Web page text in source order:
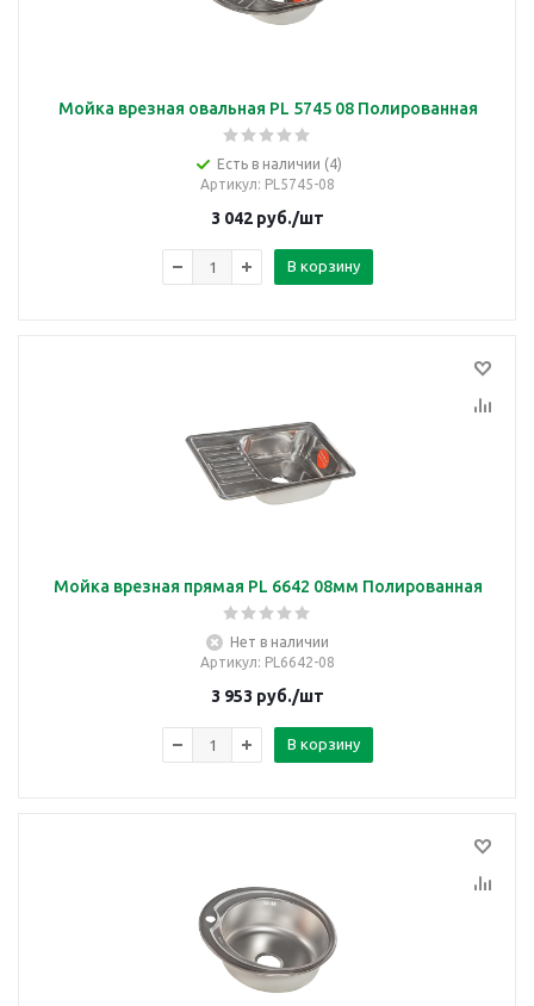
Мойка врезная овальная PL 5745 08 Полированная
Есть в наличии (4)
Артикул: PL5745-08
3 042 руб./шт
В корзину
Мойка врезная прямая PL 6642 08мм Полированная
Нет в наличии
Артикул: PL6642-08
3 953 руб./шт
В корзину